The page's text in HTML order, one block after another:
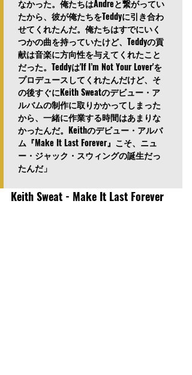
なかった。俺たちはAndreと繋がってい
たから、彼が俺たちをTeddyに引き合わ
せてくれたんだ。俺たちはすでにいく
つかの曲を持っていたけど、Teddyの貢
献は音楽に方向性を与えてくれたこと
だった。Teddyは'If I’m Not Your Lover'を
プロデュースしてくれたんだけど、そ
の後すぐにKeith Sweatのデビュー・ア
ルバムの制作に取りかかってしまった
から、一緒に作業する時間はあまりな
かったんだ。Keithのデビュー・アルバ
ム『Make It Last Forever』こそ、ニュ
ー・ジャック・スウィングの誕生だっ
たんだ」
Keith Sweat - Make It Last Forever